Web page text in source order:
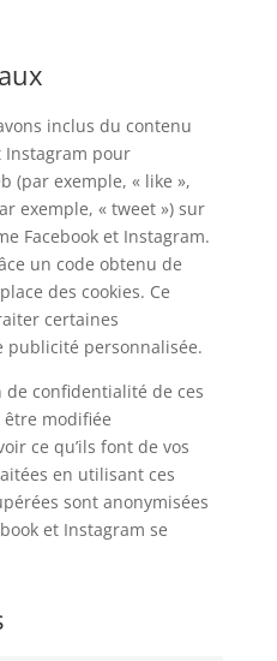
inclus du contenu
Instagram pour
(par exemple, « like »,
exemple, « tweet ») sur
Facebook et Instagram.
un code obtenu de
des cookies. Ce
certaines
publicité personnalisée.
confidentialité de ces
modifiée
ce qu’ils font de vos
en utilisant ces
sont anonymisées
et Instagram se